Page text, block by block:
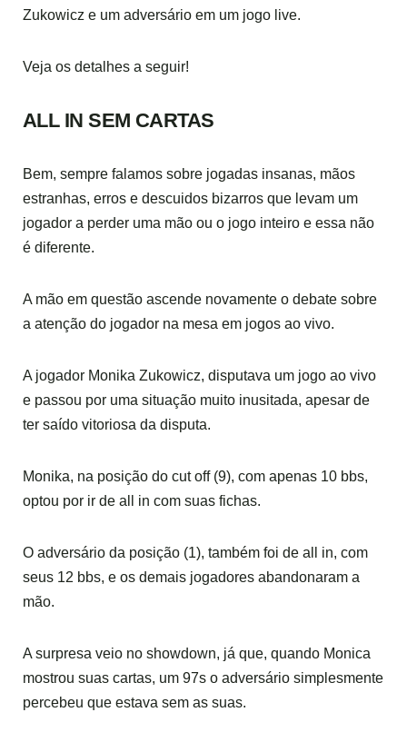
Zukowicz e um adversário em um jogo live.
Veja os detalhes a seguir!
ALL IN SEM CARTAS
Bem, sempre falamos sobre jogadas insanas, mãos
estranhas, erros e descuidos bizarros que levam um
jogador a perder uma mão ou o jogo inteiro e essa não
é diferente.
A mão em questão ascende novamente o debate sobre
a atenção do jogador na mesa em jogos ao vivo.
A jogador Monika Zukowicz, disputava um jogo ao vivo
e passou por uma situação muito inusitada, apesar de
ter saído vitoriosa da disputa.
Monika, na posição do cut off (9), com apenas 10 bbs,
optou por ir de all in com suas fichas.
O adversário da posição (1), também foi de all in, com
seus 12 bbs, e os demais jogadores abandonaram a
mão.
A surpresa veio no showdown, já que, quando Monica
mostrou suas cartas, um 97s o adversário simplesmente
percebeu que estava sem as suas.